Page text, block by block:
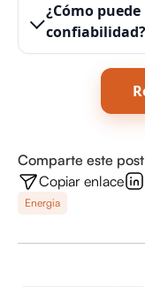
¿Cómo
confiabilidad?
Comparte este post
Copiar enlace
Energia